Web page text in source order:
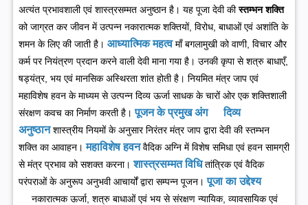
अत्यंत प्रभावशाली एवं शास्त्रसम्मत अनुष्ठान है। यह पूजा देवी कीस्तम्भन शक्ति
को जाग्रत कर जीवन में उत्पन्न नकारात्मक शक्तियों, विरोध, बाधाओं एवं अशांति के
शमन के लिए की जाती है। आध्यात्मिक महत्व माँ बगलामुखी को वाणी, विचार और
कर्म पर नियंत्रण प्रदान करने वाली देवी माना गया है। उनकी कृपा से शत्रु बाधाएँ,
षड्यंत्र, भय एवं मानसिक अस्थिरता शांत होती है। नियमित मंत्र जाप एवं
महाविशेष हवन के माध्यम से उत्पन्न दिव्य ऊर्जा साधक के चारों ओर एक शक्तिशाली
संरक्षण कवच का निर्माण करती है। पूजन के प्रमुख अंग
दिव्य
अनुष्ठानशास्त्रीय नियमों के अनुसार निरंतर मंत्र जाप द्वारा देवी की स्तम्भन
शक्ति का आवाहन। महाविशेष हवनवैदिक अग्नि में विशेष समिधा एवं हवन सामग्री
से मंत्र प्रभाव को सशक्त करना। शास्त्रसम्मत विधि तांत्रिक एवं वैदिक
परंपराओं के अनुरूप अनुभवी आचार्यों द्वारा सम्पन्न पूजन। पूजा का उद्देश्य
नकारात्मक ऊर्जा, शत्रु बाधाओं एवं भय से संरक्षण न्यायिक, व्यावसायिक एवं